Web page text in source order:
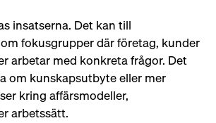
insatserna. Det kan till
fokusgrupper där företag, kunder
arbetar med konkreta frågor. Det
om kunskapsutbyte eller mer
kring affärsmodeller,
arbetssätt.